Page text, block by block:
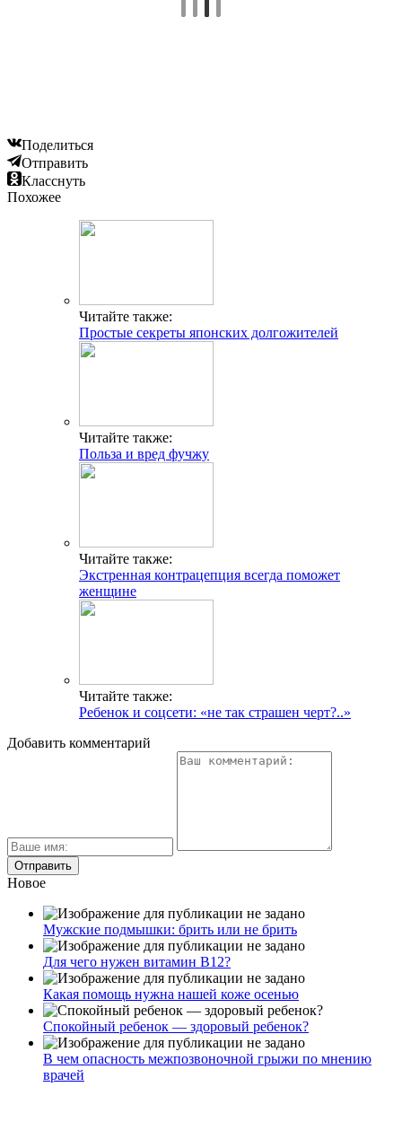
Поделиться
Отправить
Класснуть
Похожее
Читайте также:
Простые секреты японских долгожителей
Читайте также:
Польза и вред фучжу
Читайте также:
Экстренная контрацепция всегда поможет
женщине
Читайте также:
Ребенок и соцсети: «не так страшен черт?..»
Добавить комментарий
Новое
Мужские подмышки: брить или не брить
Для чего нужен витамин В12?
Какая помощь нужна нашей коже осенью
Спокойный ребенок — здоровый ребенок?
В чем опасность межпозвоночной грыжи по мнению
врачей